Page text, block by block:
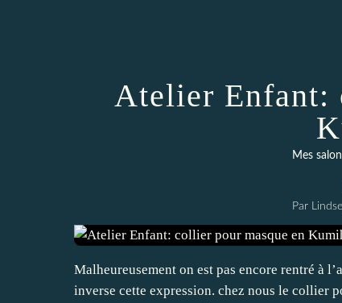
Atelier Enfant:
Mes
Par
Malheureusement on est pas encore rentré à
inverse cette expression. chez nous le collier